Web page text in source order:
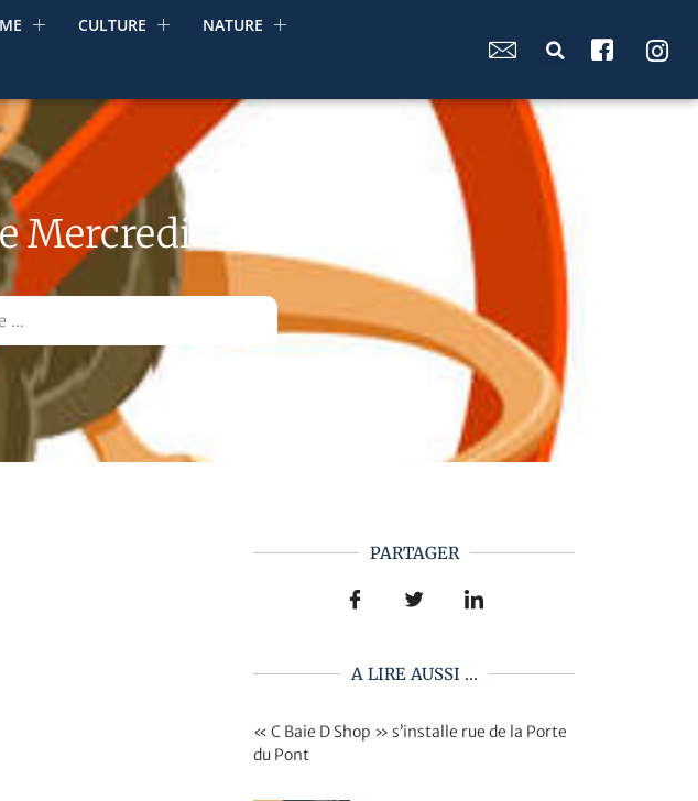
CULTURE NATURE
12 Avril
PARTAGER
A LIRE AUSSI ...
« C Baie D Shop » s’installe rue de la Porte
du Pont